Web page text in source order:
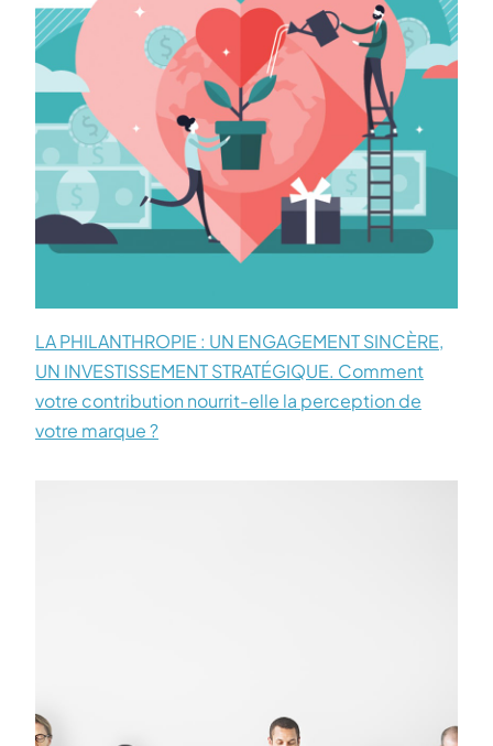
LA PHILANTHROPIE : UN ENGAGEMENT SINCÈRE,
UN INVESTISSEMENT STRATÉGIQUE. Comment
votre contribution nourrit-elle la perception de
votre marque ?